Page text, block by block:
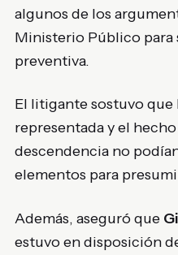
algunos de los
Ministerio Público
preventiva.
El litigante sostuvo
representada y el
descendencia no
elementos para
Además, aseguró que
estuvo en disposición